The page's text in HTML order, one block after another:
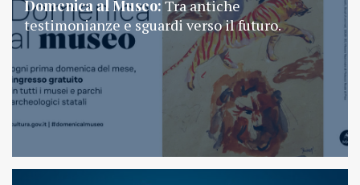
Domenica al Museo: Tra antiche
testimonianze e sguardi verso il futuro.